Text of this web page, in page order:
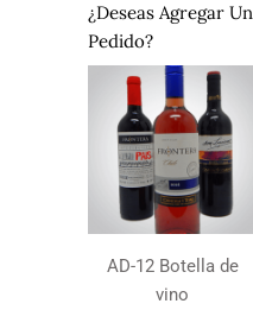
¿Deseas Agregar
Pedido?
AD-12 Botella de
vino